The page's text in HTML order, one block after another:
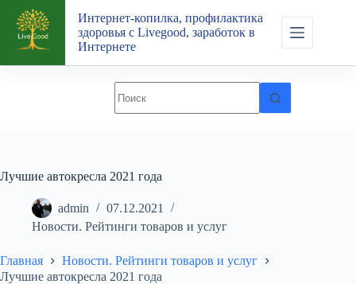
Перейти
сути
Интернет-копилка, профилактика
здоровья с Livegood, заработок в
Интернете
Лучшие автокресла 2021 года
admin
07.12.2021
Новости. Рейтинги товаров и услуг
Главная
Новости. Рейтинги товаров и услуг
Лучшие автокресла 2021 года